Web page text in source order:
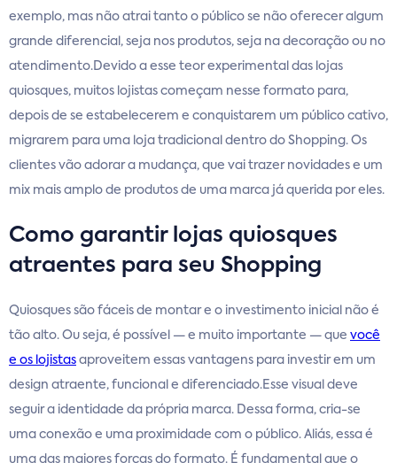
exemplo, mas não atrai tanto o público se não oferecer algum
grande diferencial, seja nos produtos, seja na decoração ou no
atendimento.Devido a esse teor experimental das lojas
quiosques, muitos lojistas começam nesse formato para,
depois de se estabelecerem e conquistarem um público cativo,
migrarem para uma loja tradicional dentro do Shopping. Os
clientes vão adorar a mudança, que vai trazer novidades e um
mix mais amplo de produtos de uma marca já querida por eles.
Como garantir lojas quiosques
atraentes para seu Shopping
Quiosques são fáceis de montar e o investimento inicial não é
tão alto. Ou seja, é possível — e muito importante — que você
e os lojistas aproveitem essas vantagens para investir em um
design atraente, funcional e diferenciado.Esse visual deve
seguir a identidade da própria marca. Dessa forma, cria-se
uma conexão e uma proximidade com o público. Aliás, essa é
uma das maiores forças do formato. É fundamental que o